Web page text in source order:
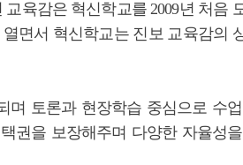
육감은 혁신학교를 2009년 처음
면서 혁신학교는 진보 교육감의
며 토론과 현장학습 중심으로 수
권을 보장해주며 다양한 자율성